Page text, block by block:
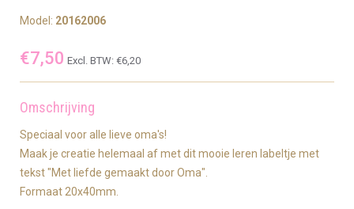
Model: 20162006
€7,50 Excl. BTW: €6,20
Omschrijving
Speciaal voor alle lieve oma's!
Maak je creatie helemaal af met dit mooie leren labeltje met
tekst "Met liefde gemaakt door Oma".
Formaat 20x40mm.